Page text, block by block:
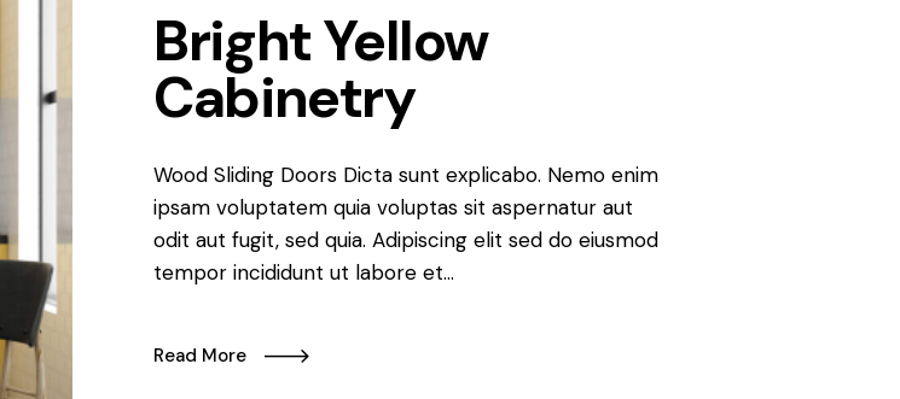
Bright Yellow
Cabinetry
Wood Sliding Doors Dicta sunt explicabo. Nemo enim
ipsam voluptatem quia voluptas sit aspernatur aut
odit aut fugit, sed quia. Adipiscing elit sed do eiusmod
tempor incididunt ut labore et…
Read More